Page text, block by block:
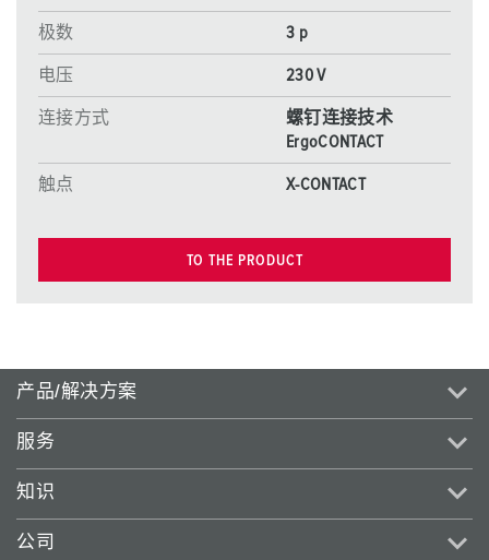
极数 3 p
电压 230 V
连接方式
螺钉连接技术
ErgoCONTACT
触点 X-CONTACT
TO THE PRODUCT
产品/解决方案
服务
知识
公司